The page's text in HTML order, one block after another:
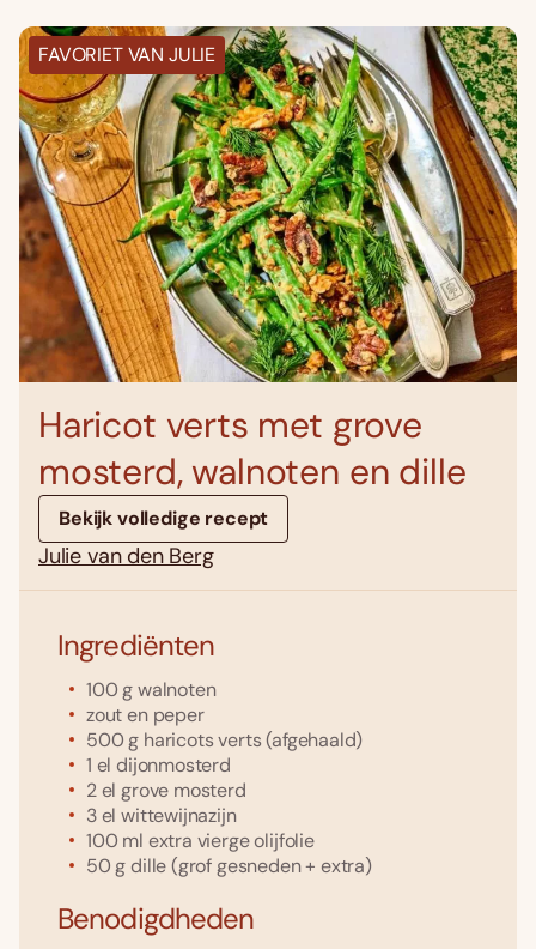
FAVORIET VAN JULIE
Haricot verts met grove
mosterd, walnoten en dille
Bekijk volledige recept
Julie van den Berg
Ingrediënten
100gwalnoten
zout en peper
500g haricots verts(afgehaald)
1 eldijonmosterd
2elgrove mosterd
3elwittewijnazijn
100 ml extra vierge olijfolie
50gdille(grof gesneden + extra)
Benodigdheden